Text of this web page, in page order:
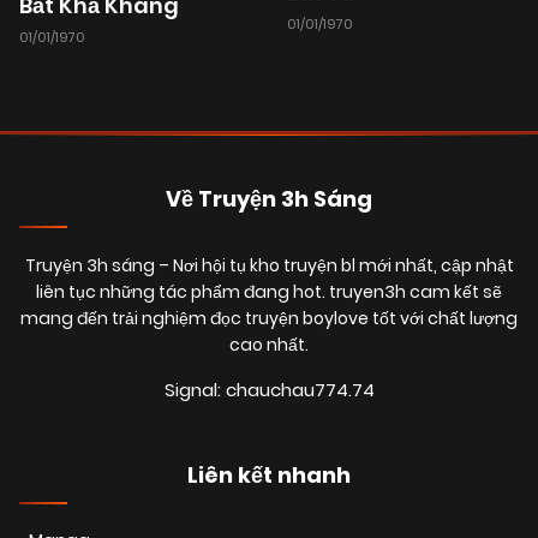
Chapter 54 (VIP) 16/08/2025
Chapter 52
01/01/1970
01/01/1970
Về Truyện 3h Sáng
Truyện 3h sáng – Nơi hội tụ kho truyện bl mới nhất, cập nhật
liên tục những tác phẩm đang hot. truyen3h cam kết sẽ
mang đến trải nghiệm đọc truyện boylove tốt với chất lượng
cao nhất.
Signal: chauchau774.74
Liên kết nhanh